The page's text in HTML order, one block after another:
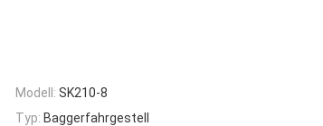
Modell: SK210-8
Typ: Baggerfahrgestell